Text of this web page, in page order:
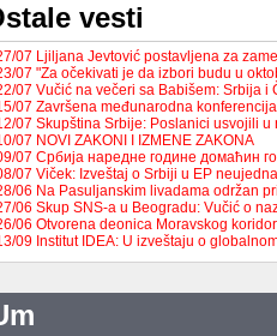
vesti
07 Ljiljana Jevtović postavljena za
07 "Za očekivati je da izbori budu u
07 Vučić na večeri sa Babišem: Srbija
07 Završena međunarodna
07 Skupština Srbije: Poslanici usvojili
07 NOVI ZAKONI I IZMENE ZAKONA
07 Србија наредне године домаћин
07 Viček: Izveštaj o Srbiji u EP
06 Na Pasuljanskim livadama održan
06 Skup SNS-a u Beogradu: Vučić o
06 Otvorena deonica Moravskog
09 Institut IDEA: U izveštaju o